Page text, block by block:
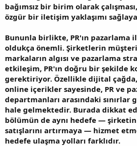
bağımsız bir birim olarak
özgür bir iletişim yaklaşımı
Bununla birlikte, PR'ın pazarlama
oldukça önemli. Şirketlerin
markaların algısı ve pazarlama
etkileşim, PR'ın doğru bir şekilde
gerektiriyor. Özellikle dijital
online içerikler sayesinde, PR ve
departmanları arasındaki sınırlar
hale gelmektedir. Burada dikkat
bölümün de aynı hedefe — şirketin
satışlarını artırmaya — hizmet
hedefe ulaşma yolları farklıdır.